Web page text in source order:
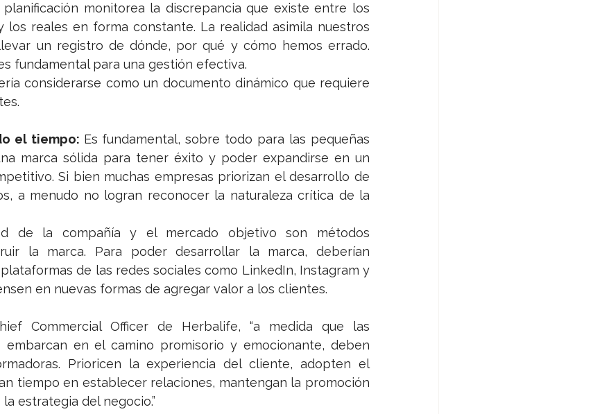
monitorea la discrepancia que existe entre los
los reales en forma constante. La realidad asimila nuestros
un registro de dónde, por qué y cómo hemos errado.
fundamental para una gestión efectiva.
considerarse como un documento dinámico que requiere
el tiempo: Es fundamental, sobre todo para las pequeñas
marca sólida para tener éxito y poder expandirse en un
Si bien muchas empresas priorizan el desarrollo de
a menudo no logran reconocer la naturaleza crítica de la
de la compañía y el mercado objetivo son métodos
la marca. Para poder desarrollar la marca, deberían
de las redes sociales como LinkedIn, Instagram y
en nuevas formas de agregar valor a los clientes.
Commercial Officer de Herbalife, “a medida que las
embarcan en el camino promisorio y emocionante, deben
Prioricen la experiencia del cliente, adopten el
tiempo en establecer relaciones, mantengan la promoción
estrategia del negocio.”